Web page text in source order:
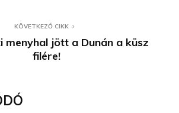
KÖVETKEZŐ CIKK
menyhal jött a Dunán a küsz
filére!